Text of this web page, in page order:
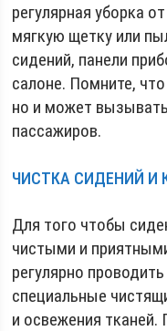
регулярная уборка
мягкую щетку или
сидений, панели
салоне. Помните,
но и может
пассажиров.
ЧИСТКА СИДЕНИЙ И
Для того чтобы
чистыми и
регулярно
специальные
и освежения